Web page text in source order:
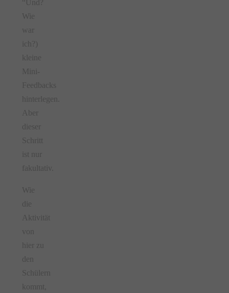
“Und?
Wie
war
ich?)
kleine
Mini-
Feedbacks
hinterlegen.
Aber
dieser
Schritt
ist nur
fakultativ.
Wie
die
Aktivität
von
hier zu
den
Schülern
kommt,